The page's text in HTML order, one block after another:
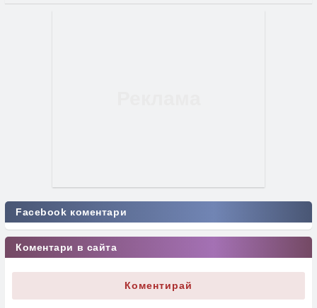
Facebook коментари
Коментари в сайта
Коментирай